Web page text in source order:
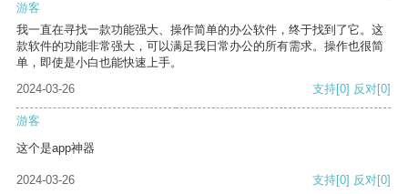
游客
我一直在寻找一款功能强大、操作简单的办公软件，终于找到了它。这
款软件的功能非常强大，可以满足我日常办公的所有需求。操作也很简
单，即使是小白也能快速上手。
2024-03-26
支持[0] 反对[0]
游客
这个是app神器
2024-03-26 支持[0] 反对[0]